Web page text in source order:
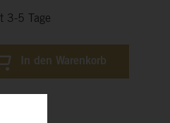
3-5 Tage
In den Warenkorb